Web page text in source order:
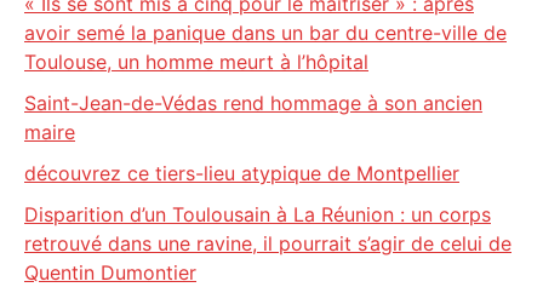
avoir semé la panique dans un bar du centre-ville de
Toulouse, un homme meurt à l’hôpital
Saint-Jean-de-Védas rend hommage à son ancien
maire
découvrez ce tiers-lieu atypique de Montpellier
Disparition d’un Toulousain à La Réunion : un corps
retrouvé dans une ravine, il pourrait s’agir de celui de
Quentin Dumontier